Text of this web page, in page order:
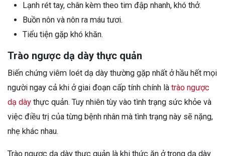
Lạnh rét tay, chân kèm theo tim đập nhanh, khó thở.
Buồn nôn và nôn ra máu tươi.
Tiểu tiện gặp khó khăn.
Trào ngược dạ dày thực quản
Biến chứng viêm loét dạ dày thường gặp nhất ở hầu hết mọi
người ngay cả khi ở giai đoạn cấp tính chính là trào ngược
dạ dày thực quản. Tuy nhiên tùy vào tình trạng sức khỏe và
việc điều trị của từng bệnh nhân mà tình trạng này sẽ nặng,
nhẹ khác nhau.
Trào ngược dạ dày thực quản là khi thức ăn ở trong dạ dày